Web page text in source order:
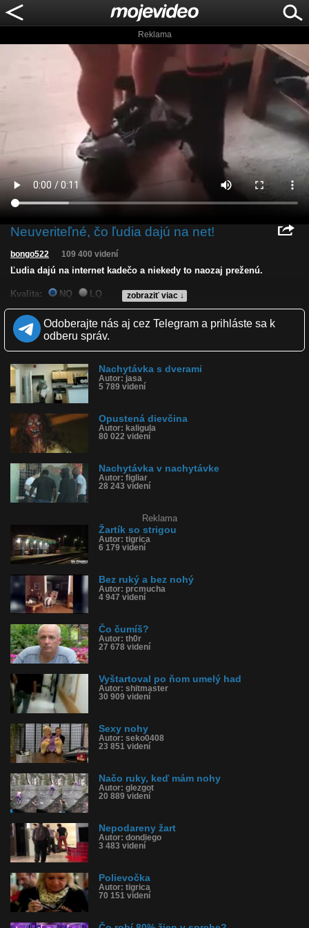
Reklama
Neuveriteľné, čo ľudia dajú na net!
zobraziť viac ↓
bongo522 109 400 videní
Ľudia dajú na internet kadečo a niekedy to naozaj preženú.
Kvalita: NQ
LQ
Páči sa: 61% (226 hlasov)
Obľúbené: 65
Komentárov: 71
Dľžka: 0:11
Tagy: žart, nachytávka, nohy, ruky
História sledovanosti videa:
Odoberajte nás aj cez Telegram a prihláste sa k
odberu správ.
Nachytávka s dverami
Autor: jasa
5 789 videní
Opustená dievčina
Autor: kaligula
80 022 videní
Nachytávka v nachytávke
Autor: figliar
28 243 videní
Reklama
Žartík so strigou
Autor: tigrica
6 179 videní
Bez ruký a bez nohý
Autor: prcmucha
4 947 videní
Čo čumíš?
Autor: th0r
27 678 videní
Vyštartoval po ňom umelý had
Autor: shitmaster
30 909 videní
Sexy nohy
Autor: seko0408
23 851 videní
Načo ruky, keď mám nohy
Autor: glezgot
20 889 videní
Nepodareny žart
Autor: dondiego
3 483 videní
Polievočka
Autor: tigrica
70 151 videní